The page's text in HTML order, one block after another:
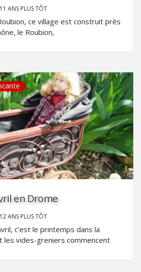
11 ANS PLUS TÔT
ce village est construit près
le Roubion,
en Drome
12 ANS PLUS TÔT
c’est le printemps dans la
les vides-greniers commencent